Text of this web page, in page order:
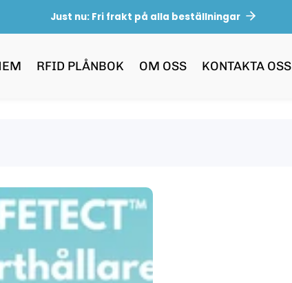
Just nu: Fri frakt på alla beställningar
RFID PLÅNBOK OM OSS KONTAKTA OSS